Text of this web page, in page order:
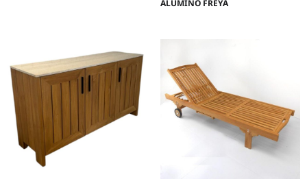
ALUMINO FREYA